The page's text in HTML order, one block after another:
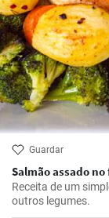
Guardar
Salmão assado
Receita de um
outros legumes.